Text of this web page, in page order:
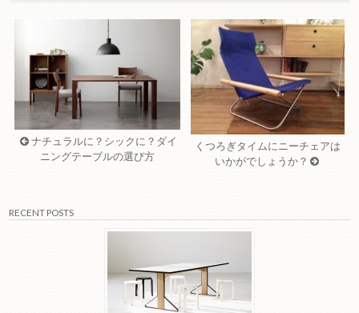
ナチュラルに？シックに？ダイ
ニングテーブルの選び方
くつろぎタイムにニーチェアは
いかがでしょうか？
RECENT POSTS